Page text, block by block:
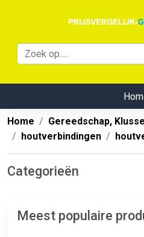
Home Gereedschap,
houtverbindingen
Categorieën
Meest populaire